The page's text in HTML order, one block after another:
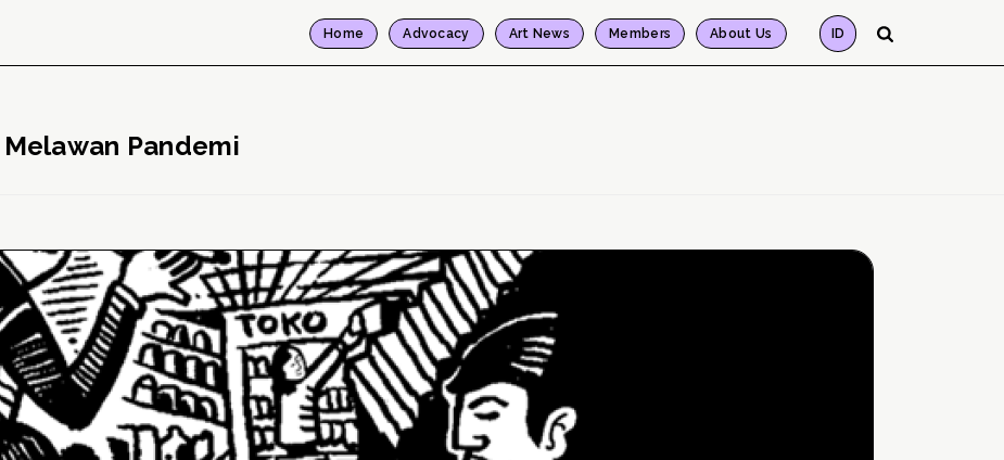
Home Advocacy Art News Members About Us ID
Pandemi